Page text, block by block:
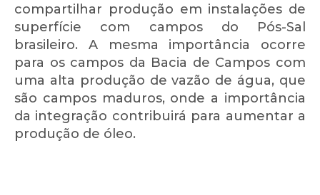
compartilhar produção em instalações de
superfície com campos do Pós-Sal
brasileiro. A mesma importância ocorre
para os campos da Bacia de Campos com
uma alta produção de vazão de água, que
são campos maduros, onde a importância
da integração contribuirá para aumentar a
produção de óleo.